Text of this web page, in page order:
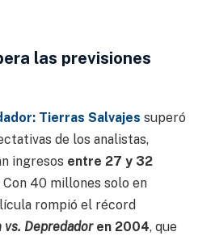
las previsiones
Tierras Salvajes superó
de los analistas,
ingresos entre 27 y 32
Con 40 millones solo en
rompió el récord
vs. Depredadoren 2004, que